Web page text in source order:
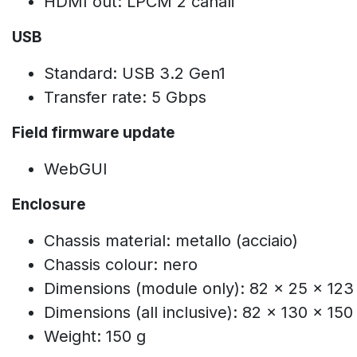
USB
Standard: USB 3.2 Gen1
Transfer rate: 5 Gbps
Field firmware update
WebGUI
Enclosure
Chassis material: metallo (acciaio)
Chassis colour: nero
Dimensions (module only): 82 x 25 x
Dimensions (all inclusive): 82 x 130 x
Weight: 150 g